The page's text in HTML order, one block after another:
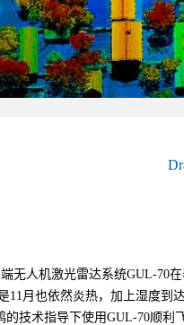
无人机激光雷达系统GUL-70
11月也依然炎热，加上湿度到
的技术指导下使用GUL-70顺利